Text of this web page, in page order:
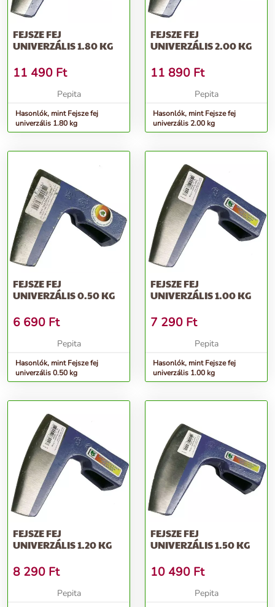
FEJSZE FEJ
UNIVERZÁLIS 1.80 KG
11 490 Ft
Pepita
Hasonlók, mint Fejsze fej
univerzális 1.80 kg
FEJSZE FEJ
UNIVERZÁLIS 2.00 KG
11 890 Ft
Pepita
Hasonlók, mint Fejsze fej
univerzális 2.00 kg
FEJSZE FEJ
UNIVERZÁLIS 0.50 KG
6 690 Ft
Pepita
Hasonlók, mint Fejsze fej
univerzális 0.50 kg
FEJSZE FEJ
UNIVERZÁLIS 1.00 KG
7 290 Ft
Pepita
Hasonlók, mint Fejsze fej
univerzális 1.00 kg
FEJSZE FEJ
UNIVERZÁLIS 1.20 KG
8 290 Ft
Pepita
FEJSZE FEJ
UNIVERZÁLIS 1.50 KG
10 490 Ft
Pepita